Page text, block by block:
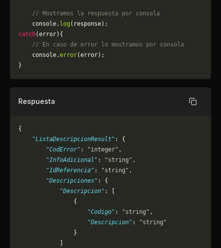
    // Mostramos la respuesta por consola
    console.
log (response);
catch(error){
    // En caso de error lo mostramos por consola
	console.
error(error);
}
Respuesta Copiar
{
    "ListaDescripcionResult"
: {
        "CodError"
: "integer" ,
        "InfoAdicional"
: "string" ,
        "IdReferencia"
: "string" ,
        "Descripciones"
: {
            "Descripcion"
: [
                {
                    "Codigo"
: "string" ,
                    "Descripcion"
:
"string"
                }